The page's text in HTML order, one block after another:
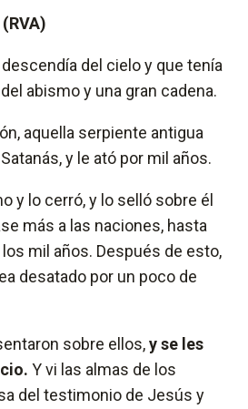
del cielo y que tenía
abismo y una gran cadena.
aquella serpiente antigua
y le ató por mil años.
y lo cerró, y lo selló sobre él
más a las naciones, hasta
mil años. Después de esto,
desatado por un poco de
sobre ellos,y se les
Y vi las almas de los
del testimonio de Jesús y